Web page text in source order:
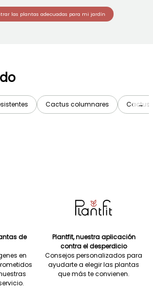
las plantas adecuadas para mi jardín
Cactus columnares Cactus
→
de
en
Plantfit, nuestra aplicación
contra el desperdicio
Consejos personalizados para
ayudarte a elegir las plantas
que más te convienen.